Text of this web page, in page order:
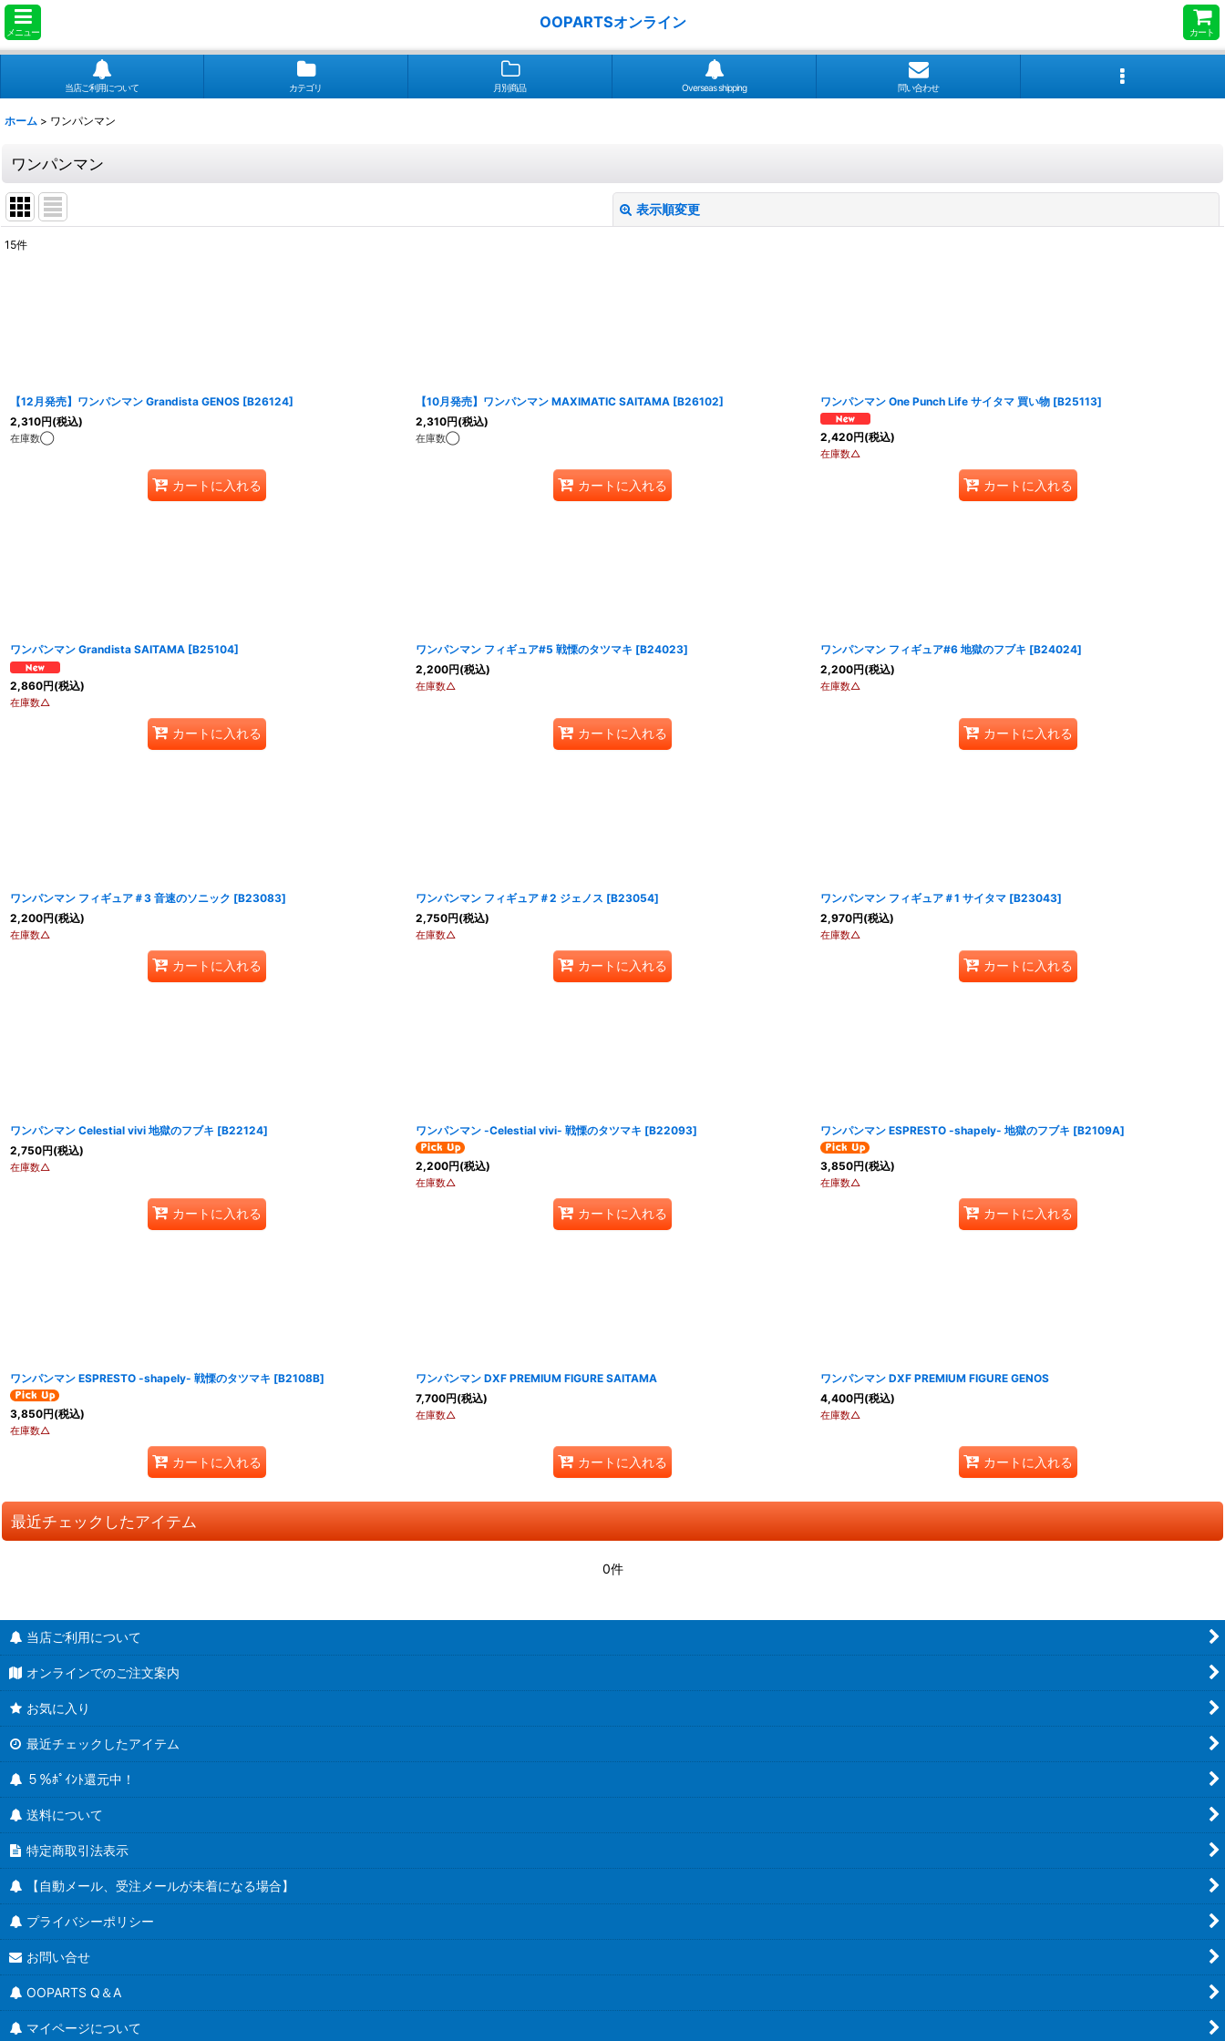
メニュー
OOPARTSオンライン
カート
当店ご利用について カテゴリ 月別商品 Overseas shipping 問い合わせ
ホーム > ワンパンマン
ワンパンマン
表示順変更
15件
【12月発売】ワンパンマン Grandista GENOS [B26124]
2,310円(税込)
在庫数◯
カートに入れる
【10月発売】ワンパンマン MAXIMATIC SAITAMA [B26102]
2,310円(税込)
在庫数◯
カートに入れる
ワンパンマン One Punch Life サイタマ 買い物 [B25113]
2,420円(税込)
在庫数△
カートに入れる
ワンパンマン Grandista SAITAMA [B25104]
2,860円(税込)
在庫数△
カートに入れる
ワンパンマン フィギュア#5 戦慄のタツマキ [B24023]
2,200円(税込)
在庫数△
カートに入れる
ワンパンマン フィギュア#6 地獄のフブキ [B24024]
2,200円(税込)
在庫数△
カートに入れる
ワンパンマン フィギュア＃3 音速のソニック [B23083]
2,200円(税込)
在庫数△
カートに入れる
ワンパンマン フィギュア＃2 ジェノス [B23054]
2,750円(税込)
在庫数△
カートに入れる
ワンパンマン フィギュア＃1 サイタマ [B23043]
2,970円(税込)
在庫数△
カートに入れる
ワンパンマン Celestial vivi 地獄のフブキ [B22124]
2,750円(税込)
在庫数△
カートに入れる
ワンパンマン -Celestial vivi- 戦慄のタツマキ [B22093]
2,200円(税込)
在庫数△
カートに入れる
ワンパンマン ESPRESTO -shapely- 地獄のフブキ [B2109A]
3,850円(税込)
在庫数△
カートに入れる
ワンパンマン ESPRESTO -shapely- 戦慄のタツマキ [B2108B]
3,850円(税込)
在庫数△
カートに入れる
ワンパンマン DXF PREMIUM FIGURE SAITAMA
7,700円(税込)
在庫数△
カートに入れる
ワンパンマン DXF PREMIUM FIGURE GENOS
4,400円(税込)
在庫数△
カートに入れる
最近チェックしたアイテム
0件
当店ご利用について
オンラインでのご注文案内
お気に入り
最近チェックしたアイテム
５％ﾎﾟｲﾝﾄ還元中！
送料について
特定商取引法表示
【自動メール、受注メールが未着になる場合】
プライバシーポリシー
お問い合せ
OOPARTS Q＆A
マイページについて